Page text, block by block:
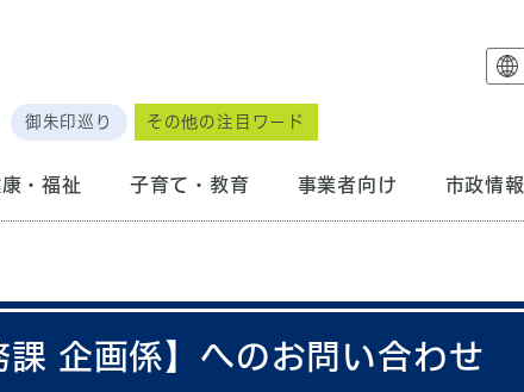
御朱印巡り その他の注目ワード
・福祉 子育て・教育 事業者向け 市政情報
課 企画係】へのお問い合わせ